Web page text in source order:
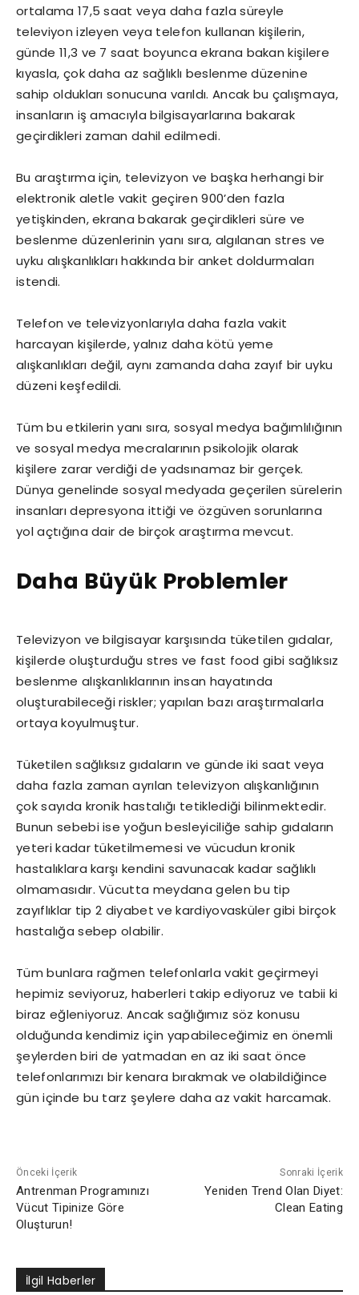
ortalama 17,5 saat veya daha fazla süreyle
televiyon izleyen veya telefon kullanan kişilerin,
günde 11,3 ve 7 saat boyunca ekrana bakan kişilere
kıyasla, çok daha az sağlıklı beslenme düzenine
sahip oldukları sonucuna varıldı. Ancak bu çalışmaya,
insanların iş amacıyla bilgisayarlarına bakarak
geçirdikleri zaman dahil edilmedi.
Bu araştırma için, televizyon ve başka herhangi bir
elektronik aletle vakit geçiren 900’den fazla
yetişkinden, ekrana bakarak geçirdikleri süre ve
beslenme düzenlerinin yanı sıra, algılanan stres ve
uyku alışkanlıkları hakkında bir anket doldurmaları
istendi.
Telefon ve televizyonlarıyla daha fazla vakit
harcayan kişilerde, yalnız daha kötü yeme
alışkanlıkları değil, aynı zamanda daha zayıf bir uyku
düzeni keşfedildi.
Tüm bu etkilerin yanı sıra, sosyal medya bağımlılığının
ve sosyal medya mecralarının psikolojik olarak
kişilere zarar verdiği de yadsınamaz bir gerçek.
Dünya genelinde sosyal medyada geçerilen sürelerin
insanları depresyona ittiği ve özgüven sorunlarına
yol açtığına dair de birçok araştırma mevcut.
Daha Büyük Problemler
Televizyon ve bilgisayar karşısında tüketilen gıdalar,
kişilerde oluşturduğu stres ve fast food gibi sağlıksız
beslenme alışkanlıklarının insan hayatında
oluşturabileceği riskler; yapılan bazı araştırmalarla
ortaya koyulmuştur.
Tüketilen sağlıksız gıdaların ve günde iki saat veya
daha fazla zaman ayrılan televizyon alışkanlığının
çok sayıda kronik hastalığı tetiklediği bilinmektedir.
Bunun sebebi ise yoğun besleyiciliğe sahip gıdaların
yeteri kadar tüketilmemesi ve vücudun kronik
hastalıklara karşı kendini savunacak kadar sağlıklı
olmamasıdır. Vücutta meydana gelen bu tip
zayıflıklar tip 2 diyabet ve kardiyovasküler gibi birçok
hastalığa sebep olabilir.
Tüm bunlara rağmen telefonlarla vakit geçirmeyi
hepimiz seviyoruz, haberleri takip ediyoruz ve tabii ki
biraz eğleniyoruz. Ancak sağlığımız söz konusu
olduğunda kendimiz için yapabileceğimiz en önemli
şeylerden biri de yatmadan en az iki saat önce
telefonlarımızı bir kenara bırakmak ve olabildiğince
gün içinde bu tarz şeylere daha az vakit harcamak.
Önceki İçerik
Antrenman Programınızı
Vücut Tipinize Göre
Oluşturun!
Sonraki İçerik
Yeniden Trend Olan Diyet:
Clean Eating
İlgil Haberler